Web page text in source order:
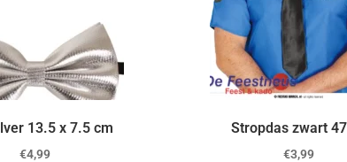
13.5 x 7.5 cm
€4,99
Stropdas zwart
€3,99